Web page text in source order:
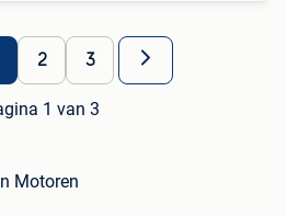
2 3
1 van 3
Motoren